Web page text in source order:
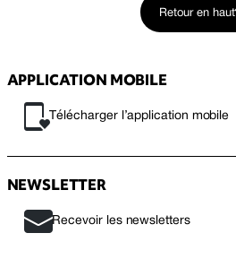
Retour en haut
APPLICATION MOBILE
Télécharger l’application mobile
NEWSLETTER
Recevoir les newsletters